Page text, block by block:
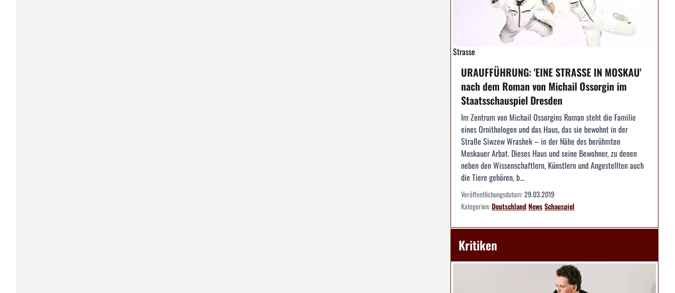
Strasse
URAUFFÜHRUNG: 'EINE STRASSE IN MOSKAU'
nach dem Roman von Michail Ossorgin im
Staatsschauspiel Dresden
Im Zentrum von Michail Ossorgins Roman steht die Familie
eines Ornithologen und das Haus, das sie bewohnt in der
Straße Siwzew Wrashek – in der Nähe des berühmten
Moskauer Arbat. Dieses Haus und seine Bewohner, zu denen
neben den Wissenschaftlern, Künstlern und Angestellten auch
die Tiere gehören, b...
Veröffentlichungsdatum:29.03.2019
Kategorien:DeutschlandNewsSchauspiel
Kritiken